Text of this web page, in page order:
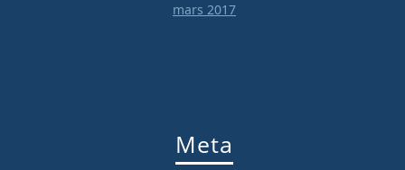
mars 2017
Meta